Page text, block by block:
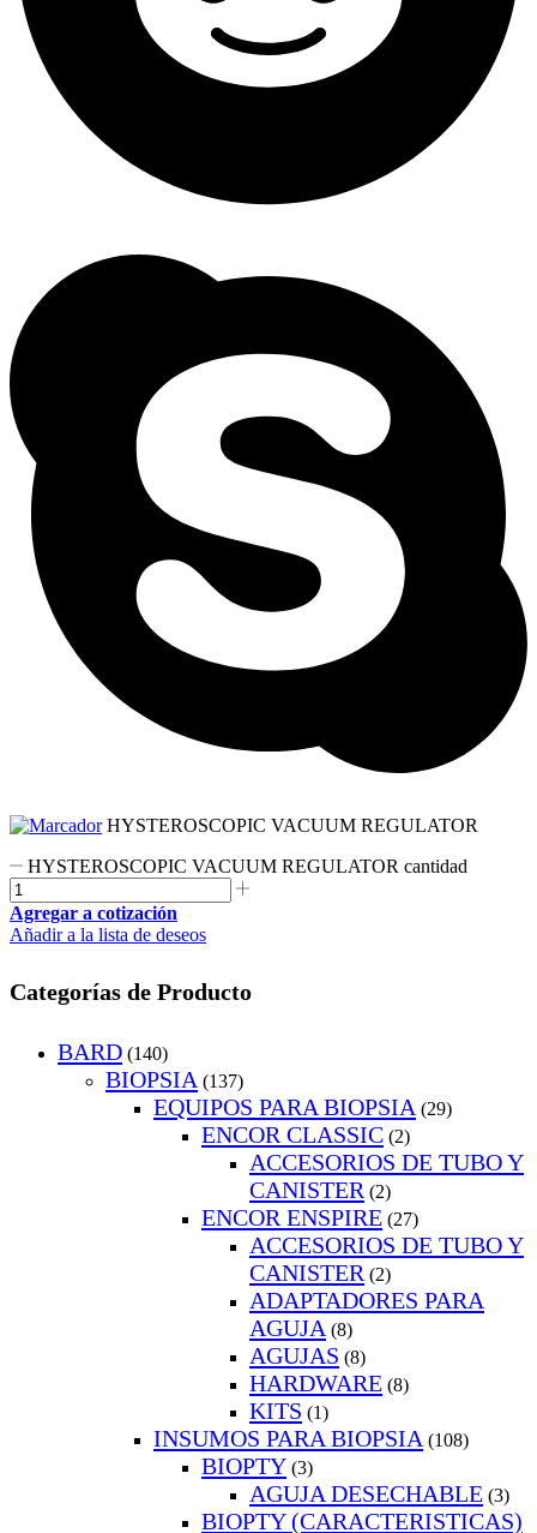
HYSTEROSCOPIC VACUUM REGULATOR
HYSTEROSCOPIC VACUUM REGULATOR cantidad
Agregar a cotización
Añadir a la lista de deseos
Categorías de Producto
BARD (140)
BIOPSIA (137)
EQUIPOS PARA BIOPSIA (29)
ENCOR CLASSIC (2)
ACCESORIOS DE TUBO Y
CANISTER (2)
ENCOR ENSPIRE (27)
ACCESORIOS DE TUBO Y
CANISTER (2)
ADAPTADORES PARA
AGUJA (8)
AGUJAS (8)
HARDWARE (8)
KITS (1)
INSUMOS PARA BIOPSIA (108)
BIOPTY (3)
AGUJA DESECHABLE (3)
BIOPTY (CARACTERISTICAS)